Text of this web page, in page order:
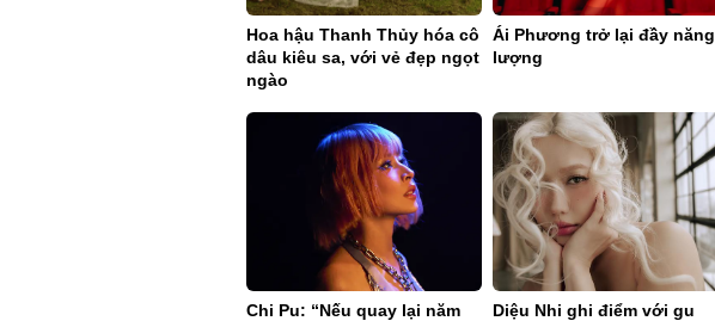
Hoa hậu Thanh Thủy hóa cô
dâu kiêu sa, với vẻ đẹp ngọt
ngào
Ái Phương trở lại đầy năng
lượng
Chi Pu: “Nếu quay lại năm
Diệu Nhi ghi điểm với gu